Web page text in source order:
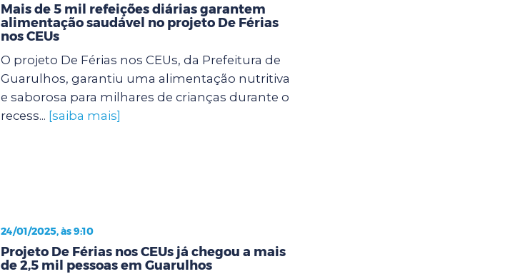
Mais de 5 mil refeições diárias garantem
alimentação saudável no projeto De Férias
nos CEUs
O projeto De Férias nos CEUs, da Prefeitura de
Guarulhos, garantiu uma alimentação nutritiva
e saborosa para milhares de crianças durante o
recess... [saiba mais]
24/01/2025, às 9:10
Projeto De Férias nos CEUs já chegou a mais
de 2,5 mil pessoas em Guarulhos